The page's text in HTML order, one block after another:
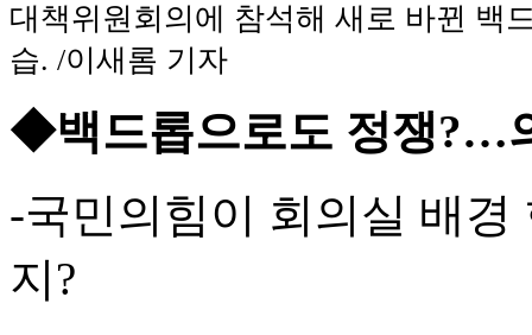
대책위원회의에 참석해 새로 바뀐 백
습. /이새롬 기자
◆백드롭으로도 정쟁?…
-국민의힘이 회의실 배
지?